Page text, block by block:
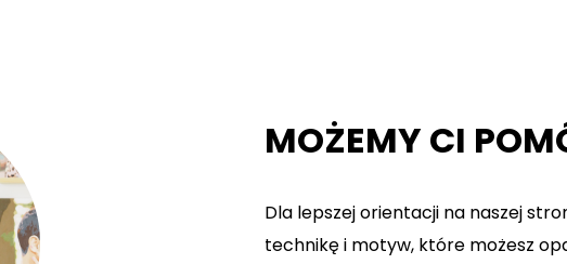
MOŻEMY CI
Dla lepszej orientacji na naszej
technikę i motyw, które możesz